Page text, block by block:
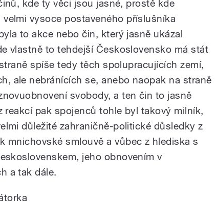
kde ty věci jsou jasné, prostě kde
vysoce postaveného příslušníka
to akce nebo čin, který jasně ukázal
vlastně to tehdejší Československo má stát
spíše tedy těch spolupracujících zemí,
ale nebránících se, anebo naopak na straně
svobody, a ten čin to jasně
reakcí pak spojenců tohle byl takový milník,
důležité zahraničně-politické důsledky z
mnichovské smlouvě a vůbec z hlediska s
jeho obnovením v
a tak dále.